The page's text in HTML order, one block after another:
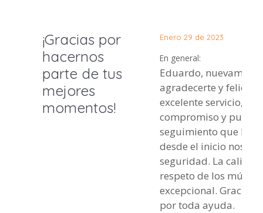
¡Gracias por
hacernos
parte de tus
mejores
momentos!
Enero 29 de 2023
En general:
Eduardo, nuevamente
agradecerte y
excelente servicio,
compromiso y
seguimiento que
desde el inicio nos
seguridad. La calidad
respeto de los
excepcional. Gracias
por toda ayuda.